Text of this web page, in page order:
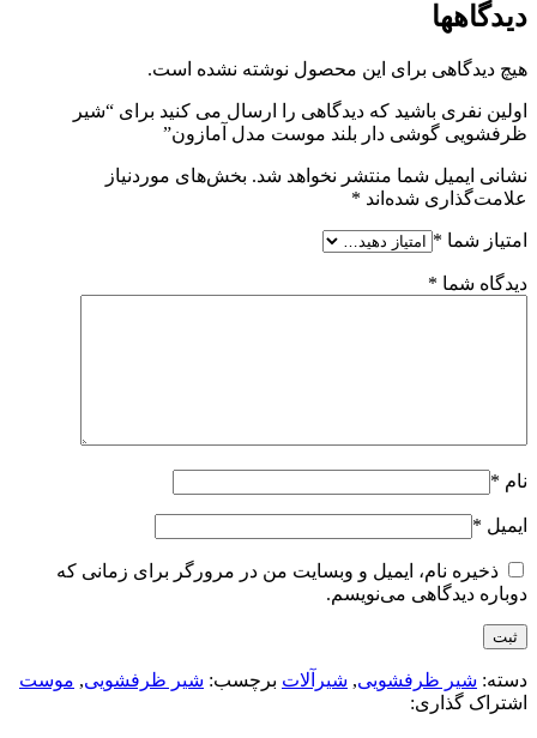
دیدگاهها
هیچ دیدگاهی برای این محصول نوشته نشده است.
اولین نفری باشید که دیدگاهی را ارسال می کنید برای “شیر
ظرفشویی گوشی دار بلند موست مدل آمازون”
نشانی ایمیل شما منتشر نخواهد شد. بخش‌های موردنیاز
علامت‌گذاری شده‌اند *
امتیاز شما *
دیدگاه شما *
نام *
ایمیل *
ذخیره نام، ایمیل و وبسایت من در مرورگر برای زمانی که
دوباره دیدگاهی می‌نویسم.
دسته: شیر ظرفشویی, شیرآلات برچسب: شیر ظرفشویی, موست
اشتراک گذاری: